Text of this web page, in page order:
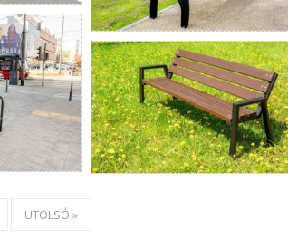
UTOLSÓ »